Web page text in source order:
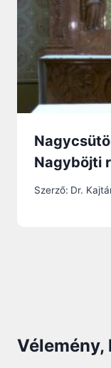
Nagyböjti
Szerző: Dr.
Vélemény,